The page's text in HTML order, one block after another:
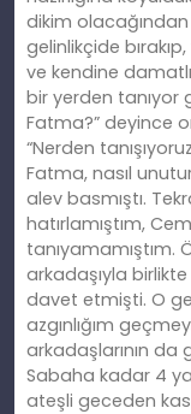
dikim
gelinlikçide
ve kendine
bir yerden tanıyor
Fatma?” deyince
“Nerden
Fatma, nasıl
alev basmıştı.
hatırlamıştım,
tanıyamamıştım.
arkadaşıyla
davet etmişti. O
azgınlığım
arkadaşlarının
Sabaha kadar 4
ateşli geceden